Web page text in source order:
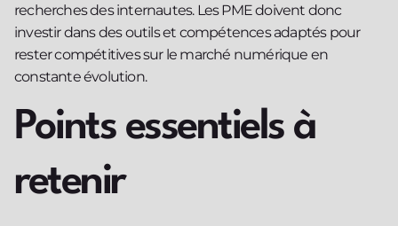
recherches des internautes. Les PME doivent donc
investir dans des outils et compétences adaptés pour
rester compétitives sur le marché numérique en
constante évolution.
Points essentiels à
retenir